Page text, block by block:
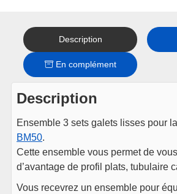
Description
En complément
Description
Ensemble 3 sets galets lisses pour
BM50.
Cette ensemble vous permet de
d’avantage de profil plats, tubulaire
Vous recevrez un ensemble pour